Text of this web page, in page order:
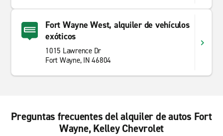
Fort Wayne West, alquiler de vehículos
exóticos
1015 Lawrence Dr
Fort Wayne, IN 46804
Preguntas frecuentes del alquiler de autos Fort
Wayne, Kelley Chevrolet